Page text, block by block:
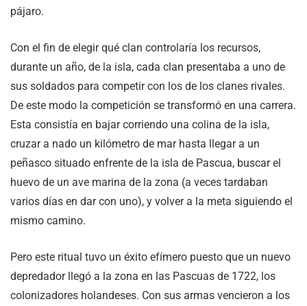
pájaro.
Con el fin de elegir qué clan controlaría los recursos,
durante un año, de la isla, cada clan presentaba a uno de
sus soldados para competir con los de los clanes rivales.
De este modo la competición se transformó en una carrera.
Esta consistía en bajar corriendo una colina de la isla,
cruzar a nado un kilómetro de mar hasta llegar a un
peñasco situado enfrente de la isla de Pascua, buscar el
huevo de un ave marina de la zona (a veces tardaban
varios días en dar con uno), y volver a la meta siguiendo el
mismo camino.
Pero este ritual tuvo un éxito efímero puesto que un nuevo
depredador llegó a la zona en las Pascuas de 1722, los
colonizadores holandeses. Con sus armas vencieron a los